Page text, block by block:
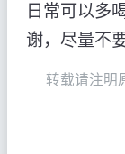
日常可以多
谢，尽量不
转载请注明